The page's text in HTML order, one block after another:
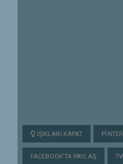
IŞIKLARI KAPAT
FACEBOOK'TA PAYLAŞ